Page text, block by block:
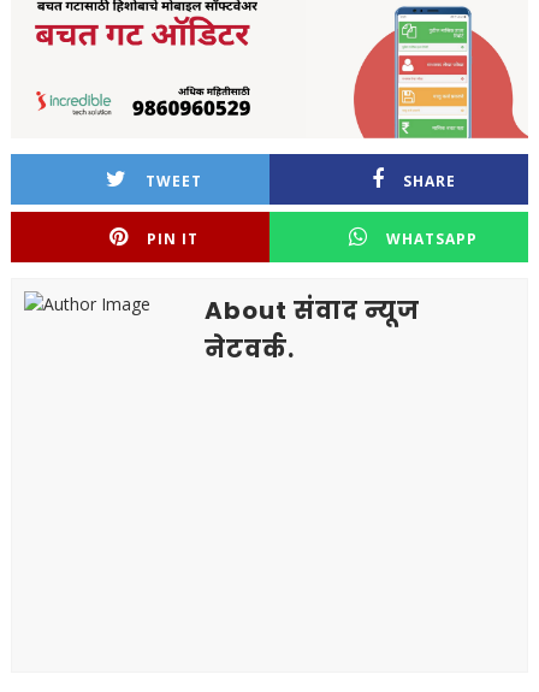
TWEET SHARE
PIN IT WHATSAPP
About संवाद न्यूज
नेटवर्क.